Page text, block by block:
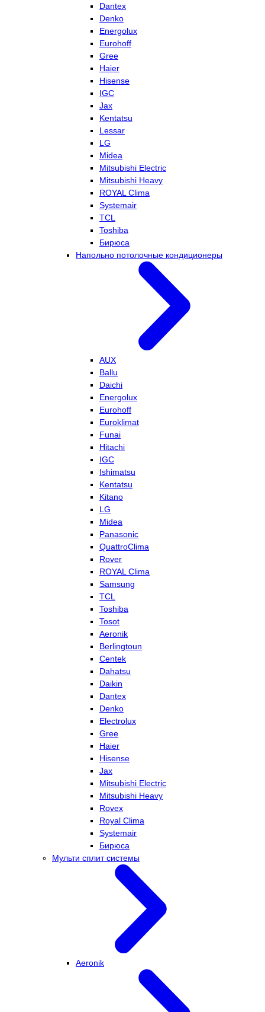
Dantex
Denko
Energolux
Eurohoff
Gree
Haier
Hisense
IGC
Jax
Kentatsu
Lessar
LG
Midea
Mitsubishi Electric
Mitsubishi Heavy
ROYAL Clima
Systemair
TCL
Toshiba
Бирюса
Напольно потолочные кондиционеры
AUX
Ballu
Daichi
Energolux
Eurohoff
Euroklimat
Funai
Hitachi
IGC
Ishimatsu
Kentatsu
Kitano
LG
Midea
Panasonic
QuattroClima
Rover
ROYAL Clima
Samsung
TCL
Toshiba
Tosot
Aeronik
Berlingtoun
Centek
Dahatsu
Daikin
Dantex
Denko
Electrolux
Gree
Haier
Hisense
Jax
Mitsubishi Electric
Mitsubishi Heavy
Rovex
Royal Clima
Systemair
Бирюса
Мульти сплит системы
Aeronik